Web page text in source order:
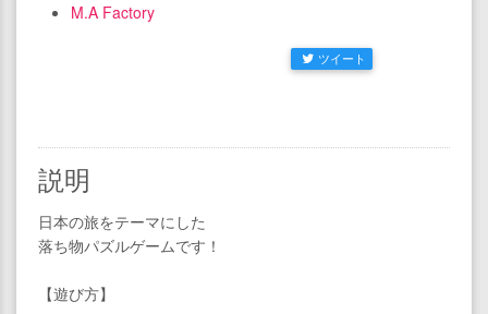
M.A Factory
ツイート
説明
日本の旅をテーマにした
落ち物パズルゲームです！
【遊び方】